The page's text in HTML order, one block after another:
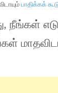
பாதிக்கக்
நீங்கள்